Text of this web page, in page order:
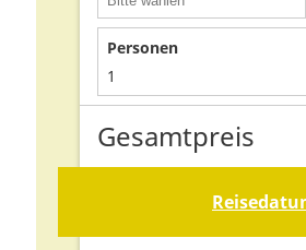
Personen
1
Gesamtpreis